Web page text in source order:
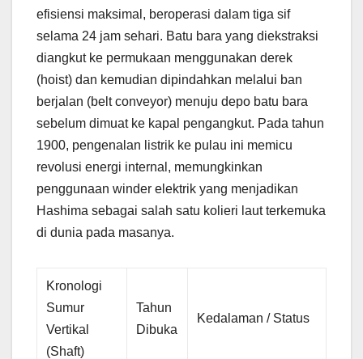
efisiensi maksimal, beroperasi dalam tiga sif
selama 24 jam sehari. Batu bara yang diekstraksi
diangkut ke permukaan menggunakan derek
(hoist) dan kemudian dipindahkan melalui ban
berjalan (belt conveyor) menuju depo batu bara
sebelum dimuat ke kapal pengangkut. Pada tahun
1900, pengenalan listrik ke pulau ini memicu
revolusi energi internal, memungkinkan
penggunaan winder elektrik yang menjadikan
Hashima sebagai salah satu kolieri laut terkemuka
di dunia pada masanya.
Kronologi
Sumur
Vertikal
(Shaft)
Tahun
Dibuka
Kedalaman / Status